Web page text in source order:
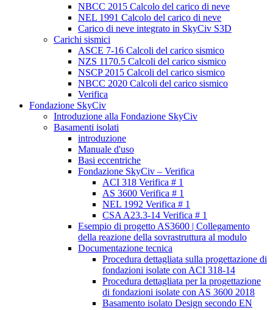
NBCC 2015 Calcolo del carico di neve
NEL 1991 Calcolo del carico di neve
Carico di neve integrato in SkyCiv S3D
Carichi sismici
ASCE 7-16 Calcoli del carico sismico
NZS 1170.5 Calcoli del carico sismico
NSCP 2015 Calcoli del carico sismico
NBCC 2020 Calcoli del carico sismico
Verifica
Fondazione SkyCiv
Introduzione alla Fondazione SkyCiv
Basamenti isolati
introduzione
Manuale d'uso
Basi eccentriche
Fondazione SkyCiv – Verifica
ACI 318 Verifica # 1
AS 3600 Verifica # 1
NEL 1992 Verifica # 1
CSA A23.3-14 Verifica # 1
Esempio di progetto AS3600 | Collegamento
della reazione della sovrastruttura al modulo
Documentazione tecnica
Procedura dettagliata sulla progettazione di
fondazioni isolate con ACI 318-14
Procedura dettagliata per la progettazione
di fondazioni isolate con AS 3600 2018
Basamento isolato Design secondo EN